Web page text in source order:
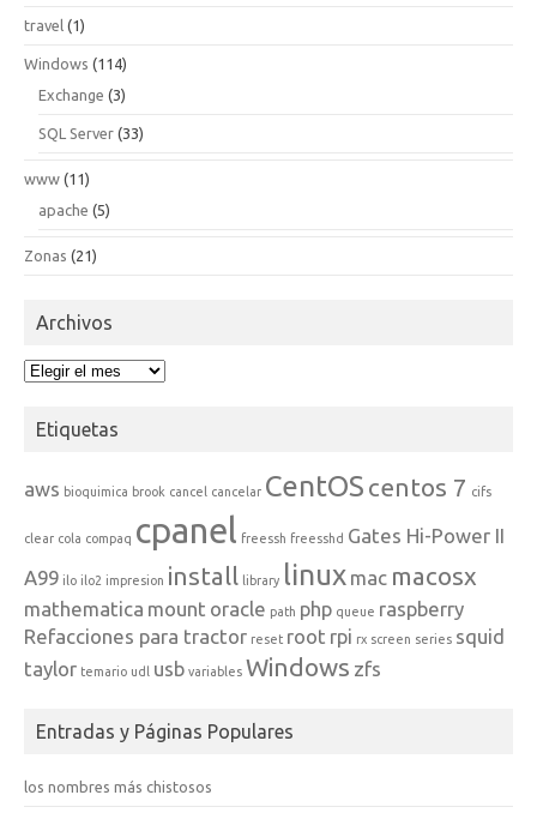
travel (1)
Windows (114)
Exchange (3)
SQL Server (33)
www (11)
apache (5)
Zonas (21)
Archivos
Archivos
Etiquetas
aws bioquimica brook cancel cancelar CentOS centos 7 cifs
clear cola compaq cpanel freessh freesshd Gates Hi-Power II
A99 ilo ilo2 impresion install library linux mac macosx
mathematica mount oracle path php queue raspberry
Refacciones para tractor reset root rpi rx screen series squid
taylor temario udl usb variables Windows zfs
Entradas y Páginas Populares
los nombres más chistosos